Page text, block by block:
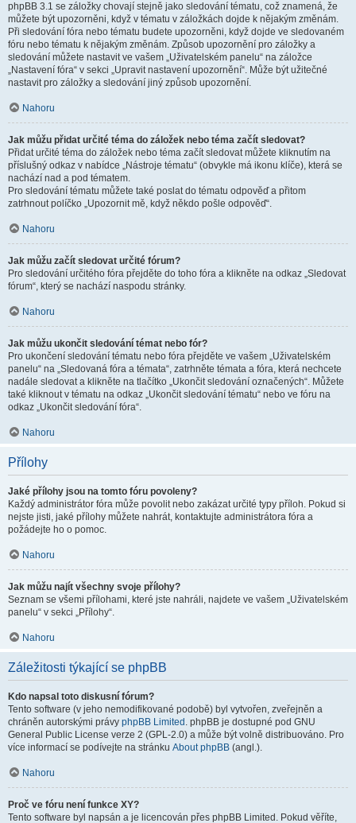
phpBB 3.1 se záložky chovají stejně jako sledování tématu, což znamená, že
můžete být upozorněni, když v tématu v záložkách dojde k nějakým změnám.
Při sledování fóra nebo tématu budete upozorněni, když dojde ve sledovaném
fóru nebo tématu k nějakým změnám. Způsob upozornění pro záložky a
sledování můžete nastavit ve vašem „Uživatelském panelu“ na záložce
„Nastavení fóra“ v sekci „Upravit nastavení upozornění“. Může být užitečné
nastavit pro záložky a sledování jiný způsob upozornění.
Nahoru
Jak můžu přidat určité téma do záložek nebo téma začít sledovat?
Přidat určité téma do záložek nebo téma začít sledovat můžete kliknutím na
příslušný odkaz v nabídce „Nástroje tématu“ (obvykle má ikonu klíče), která se
nachází nad a pod tématem.
Pro sledování tématu můžete také poslat do tématu odpověď a přitom
zatrhnout políčko „Upozornit mě, když někdo pošle odpověď“.
Nahoru
Jak můžu začít sledovat určité fórum?
Pro sledování určitého fóra přejděte do toho fóra a klikněte na odkaz „Sledovat
fórum“, který se nachází naspodu stránky.
Nahoru
Jak můžu ukončit sledování témat nebo fór?
Pro ukončení sledování tématu nebo fóra přejděte ve vašem „Uživatelském
panelu“ na „Sledovaná fóra a témata“, zatrhněte témata a fóra, která nechcete
nadále sledovat a klikněte na tlačítko „Ukončit sledování označených“. Můžete
také kliknout v tématu na odkaz „Ukončit sledování tématu“ nebo ve fóru na
odkaz „Ukončit sledování fóra“.
Nahoru
Přílohy
Jaké přílohy jsou na tomto fóru povoleny?
Každý administrátor fóra může povolit nebo zakázat určité typy příloh. Pokud si
nejste jisti, jaké přílohy můžete nahrát, kontaktujte administrátora fóra a
požádejte ho o pomoc.
Nahoru
Jak můžu najít všechny svoje přílohy?
Seznam se všemi přílohami, které jste nahráli, najdete ve vašem „Uživatelském
panelu“ v sekci „Přílohy“.
Nahoru
Záležitosti týkající se phpBB
Kdo napsal toto diskusní fórum?
Tento software (v jeho nemodifikované podobě) byl vytvořen, zveřejněn a
chráněn autorskými právy phpBB Limited . phpBB je dostupné pod GNU
General Public License verze 2 (GPL-2.0) a může být volně distribuováno. Pro
více informací se podívejte na stránku About phpBB (angl.).
Nahoru
Proč ve fóru není funkce XY?
Tento software byl napsán a je licencován přes phpBB Limited. Pokud věříte,